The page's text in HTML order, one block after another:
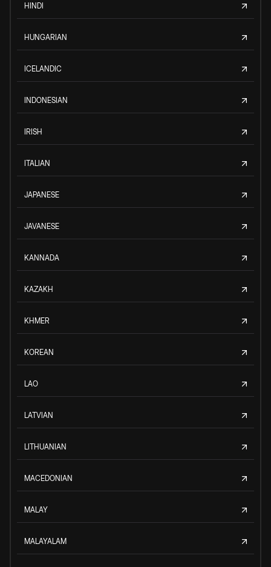
HINDI
HUNGARIAN
ICELANDIC
INDONESIAN
IRISH
ITALIAN
JAPANESE
JAVANESE
KANNADA
KAZAKH
KHMER
KOREAN
LAO
LATVIAN
LITHUANIAN
MACEDONIAN
MALAY
MALAYALAM